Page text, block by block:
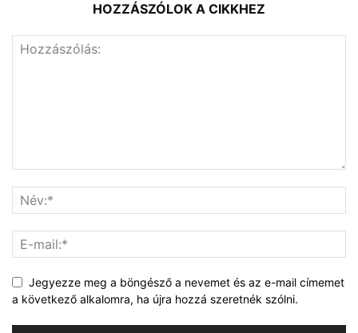
HOZZÁSZÓLOK A CIKKHEZ
Jegyezze meg a böngésző a nevemet és az e-mail címemet
a következő alkalomra, ha újra hozzá szeretnék szólni.